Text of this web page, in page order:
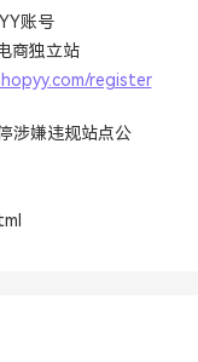
账号
商独立站
register
涉嫌违规站点公